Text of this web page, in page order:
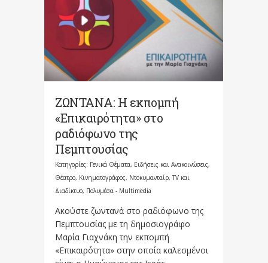
ΖΩΝΤΑΝΑ: Η εκπομπή
«Επικαιρότητα» στο
ραδιόφωνο της
Πεμπτουσίας
Κατηγορίες: Γενικά Θέματα, Ειδήσεις και Ανακοινώσεις,
Θέατρο, Κινηματογράφος, Ντοκυμανταίρ, TV και
Διαδίκτυο, Πολυμέσα - Multimedia
Ακούστε ζωντανά στο ραδιόφωνο της
Πεμπτουσίας με τη δημοσιογράφο
Μαρία Γιαχνάκη την εκπομπή
«Επικαιρότητα» στην οποία καλεσμένοι